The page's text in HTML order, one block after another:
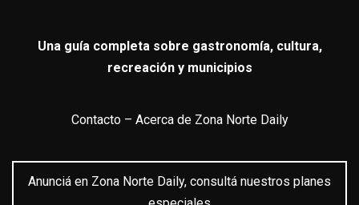
Una guía completa sobre gastronomía, cultura,
recreación y municipios
Contacto– Acerca de Zona Norte Daily
Anunciá en Zona Norte Daily, consultá nuestros planes